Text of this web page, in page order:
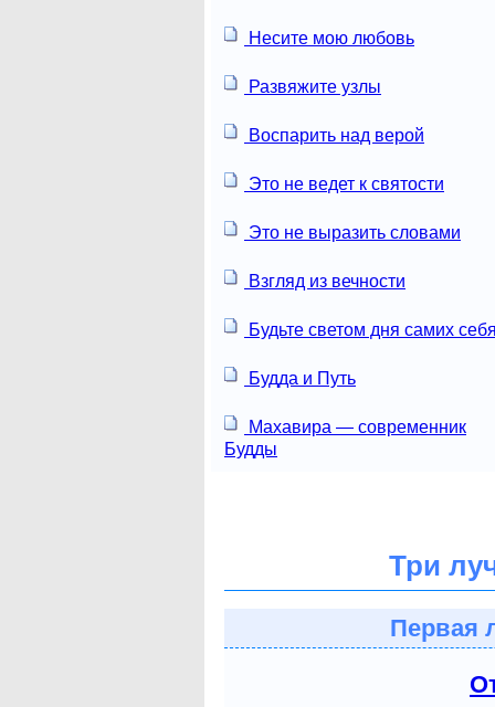
Несите мою любовь
Развяжите узлы
Воспарить над верой
Это не ведет к святости
Это не выразить словами
Взгляд из вечности
Будьте светом дня самих
Будда и Путь
Махавира — современник
Будды
Три
Первая